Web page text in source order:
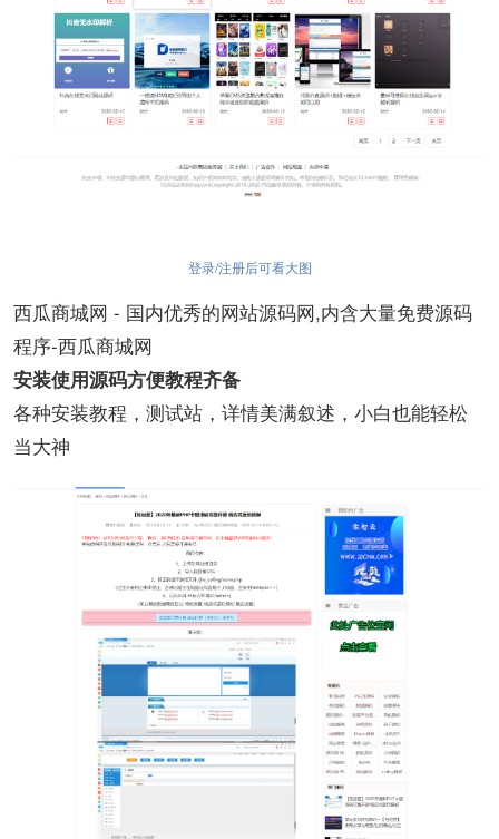
登录/注册后可看大图
西瓜商城网 - 国内优秀的网站源码网,内含大量免费源码
程序-西瓜商城网
安装使用源码方便教程齐备
各种安装教程，测试站，详情美满叙述，小白也能轻松
当大神